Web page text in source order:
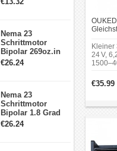
Nema 23
Schrittmotor
Bipolar 269oz.in
2,8A 57x57x76mm
€26.24
Nema 23
Schrittmotor
Bipolar 1.8 Grad
1.9Nm 3A 3.36V 4
€26.24
Ø42
Kleiner
24 V,
€35.99